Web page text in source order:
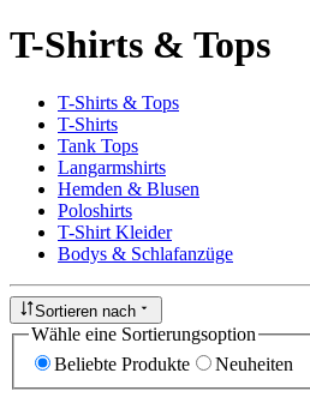
T-Shirts & Tops
T-Shirts & Tops
T-Shirts
Tank Tops
Langarmshirts
Hemden & Blusen
Poloshirts
T-Shirt Kleider
Bodys & Schlafanzüge
Sortieren nach
Wähle eine Sortierungsoption
Beliebte Produkte
Neuheiten